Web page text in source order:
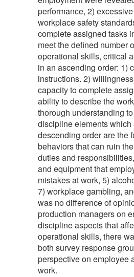
performance, 2)
workplace safety
complete assigned tasks
meet the defined number
operational skills, critical
in an ascending order: 1)
instructions. 2)
capacity to complete
ability to describe the
thorough understanding
discipline elements
descending order are the
behaviors that can ruin
duties and
and equipment that
mistakes at work, 5)
7) workplace gambling,
was no difference of
production managers on
discipline aspects that
operational skills, there
both survey response
perspective on employee
work.